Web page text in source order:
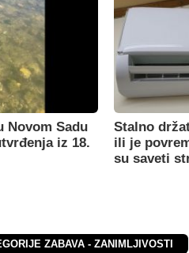
Novom Sadu
iz 18.
Stalno
ili je
su saveti
ZABAVA - ZANIMLJIVOSTI